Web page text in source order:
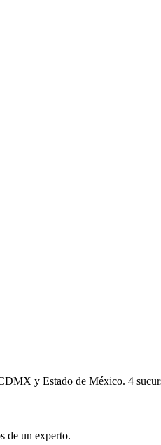
y Estado de México. 4
de un experto.